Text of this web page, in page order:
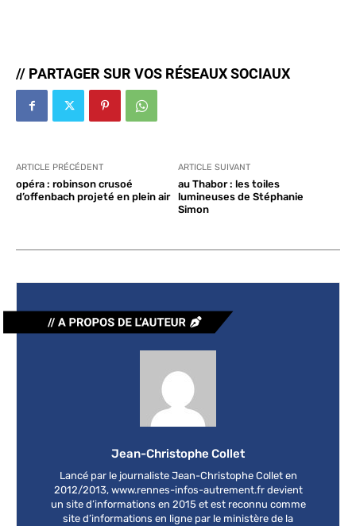
// PARTAGER SUR VOS RÉSEAUX SOCIAUX
ARTICLE PRÉCÉDENT
opéra : robinson crusoé
d’offenbach projeté en plein air
ARTICLE SUIVANT
au Thabor : les toiles
lumineuses de Stéphanie
Simon
Jean-Christophe Collet
Lancé par le journaliste Jean-Christophe Collet en
2012/2013, www.rennes-infos-autrement.fr devient
un site d’informations en 2015 et est reconnu comme
site d’informations en ligne par le ministère de la